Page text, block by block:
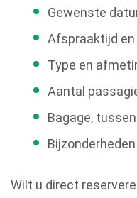
Gewenste
Afspraaktijd
Type en
Aantal
Bagage,
Wilt u direct